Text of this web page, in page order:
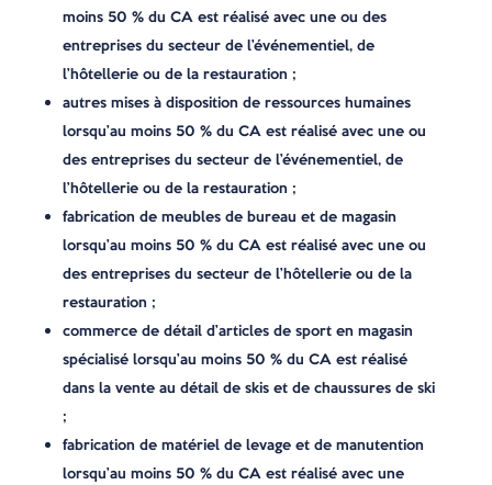
moins 50 % du CA est réalisé avec une ou des
entreprises du secteur de l’événementiel, de
l’hôtellerie ou de la restauration ;
autres mises à disposition de ressources humaines
lorsqu’au moins 50 % du CA est réalisé avec une ou
des entreprises du secteur de l’événementiel, de
l’hôtellerie ou de la restauration ;
fabrication de meubles de bureau et de magasin
lorsqu’au moins 50 % du CA est réalisé avec une ou
des entreprises du secteur de l’hôtellerie ou de la
restauration ;
commerce de détail d’articles de sport en magasin
spécialisé lorsqu’au moins 50 % du CA est réalisé
dans la vente au détail de skis et de chaussures de ski
;
fabrication de matériel de levage et de manutention
lorsqu’au moins 50 % du CA est réalisé avec une